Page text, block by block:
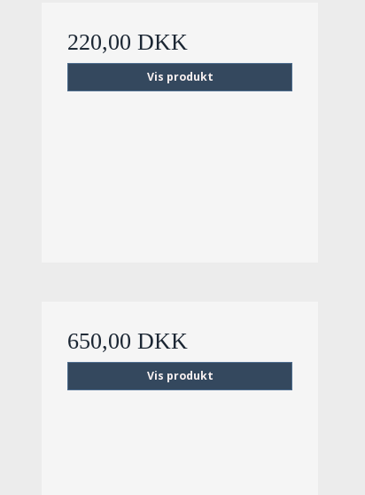
220,00 DKK
Vis produkt
650,00 DKK
Vis produkt